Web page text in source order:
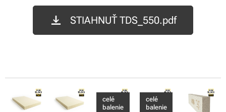
STIAHNUŤ TDS_550.pdf
celé
balenie
celé
balenie